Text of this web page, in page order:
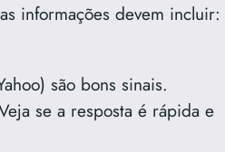
informações devem incluir:
são bons sinais.
se a resposta é rápida e